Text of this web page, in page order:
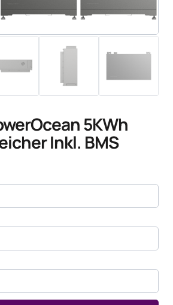
5KWh
Inkl. BMS